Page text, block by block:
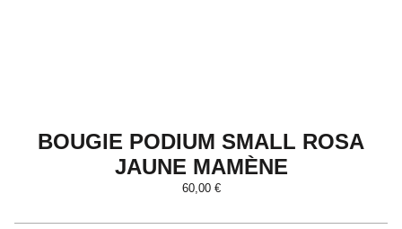
BOUGIE PODIUM SMALL ROSA
JAUNE MAMÈNE
60,00 €